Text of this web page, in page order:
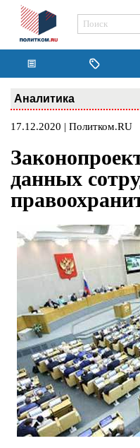
Аналитика
17.12.2020 | Политком.RU
данных